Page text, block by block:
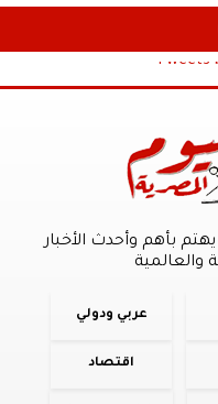
Tweets
يهتم بأهم وأحدث الأخبار
والعالمية
عربي ودولي
اقتصاد